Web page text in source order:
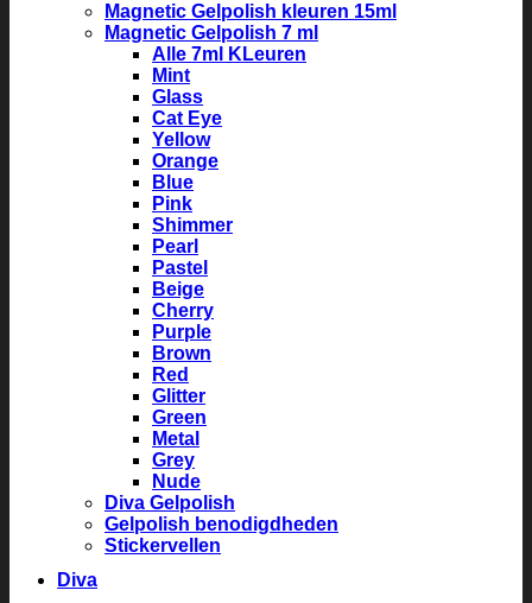
Magnetic Gelpolish kleuren 15ml
Magnetic Gelpolish 7 ml
Alle 7ml KLeuren
Mint
Glass
Cat Eye
Yellow
Orange
Blue
Pink
Shimmer
Pearl
Pastel
Beige
Cherry
Purple
Brown
Red
Glitter
Green
Metal
Grey
Nude
Diva Gelpolish
Gelpolish benodigdheden
Stickervellen
Diva